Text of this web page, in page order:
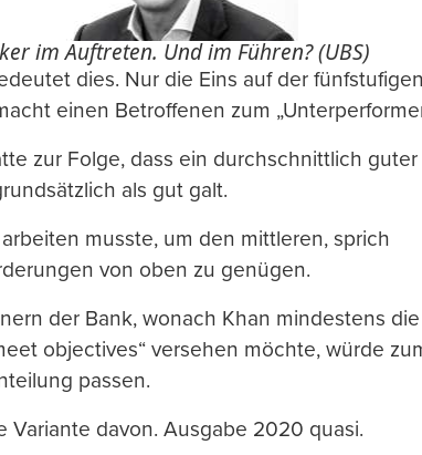
im Auftreten. Und im Führen? (UBS)
dies. Nur die Eins auf der
einen Betroffenen zum
zur Folge, dass ein durchschnittlich
als gut galt.
musste, um den mittleren, sprich
von oben zu genügen.
der Bank, wonach Khan mindestens
objectives“ versehen möchte, würde
passen.
Variante davon. Ausgabe 2020 quasi.